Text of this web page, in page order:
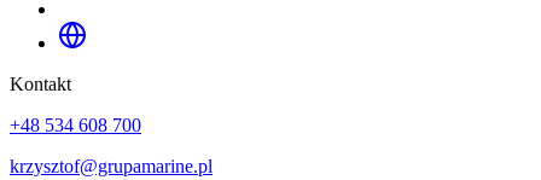
Kontakt
+48 534 608 700
krzysztof@grupamarine.pl